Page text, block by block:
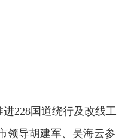
228国道绕行及改线工
领导胡建军、吴海云参